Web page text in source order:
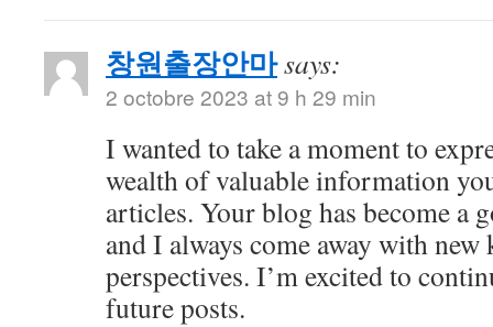
창원출장안마says:
2 octobre 2023 at 9 h 29 min
I wanted to take a moment to
wealth of valuable information
articles. Your blog has become a
and I always come away with
perspectives. I’m excited to
future posts.